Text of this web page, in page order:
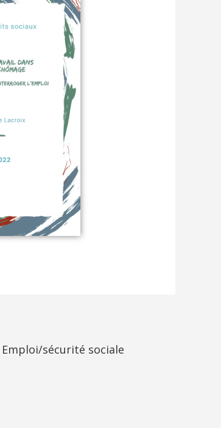
Emploi/sécurité sociale